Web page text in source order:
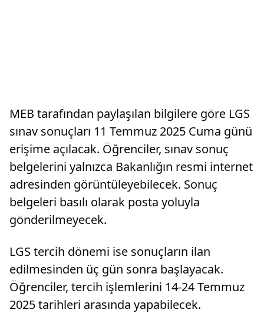
MEB tarafından paylaşılan bilgilere göre LGS
sınav sonuçları 11 Temmuz 2025 Cuma günü
erişime açılacak. Öğrenciler, sınav sonuç
belgelerini yalnızca Bakanlığın resmi internet
adresinden görüntüleyebilecek. Sonuç
belgeleri basılı olarak posta yoluyla
gönderilmeyecek.
LGS tercih dönemi ise sonuçların ilan
edilmesinden üç gün sonra başlayacak.
Öğrenciler, tercih işlemlerini 14-24 Temmuz
2025 tarihleri arasında yapabilecek.